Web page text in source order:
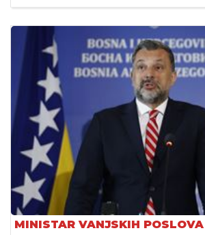
MINISTAR VANJSKIH